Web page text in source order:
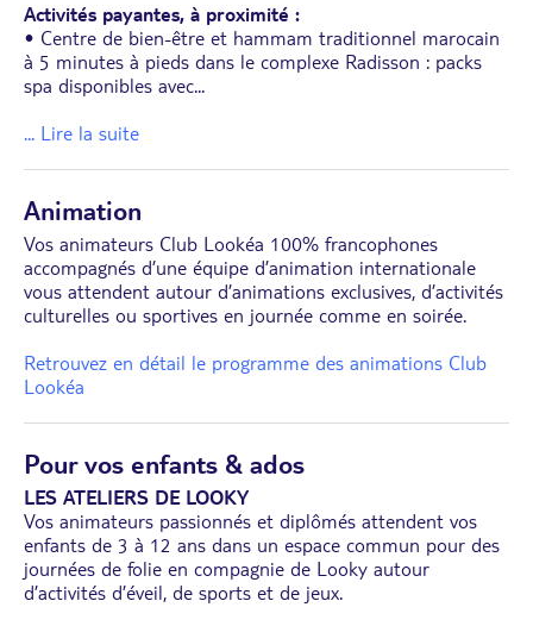
Activités payantes, à proximité :
• Centre de bien-être et hammam traditionnel marocain
à 5 minutes à pieds dans le complexe Radisson : packs
spa disponibles avec...
... Lire la suite
Animation
Vos animateurs Club Lookéa 100% francophones
accompagnés d’une équipe d’animation internationale
vous attendent autour d’animations exclusives, d’activités
culturelles ou sportives en journée comme en soirée.
Retrouvez en détail le programme des animations Club
Lookéa
Pour vos enfants & ados
LES ATELIERS DE LOOKY
Vos animateurs passionnés et diplômés attendent vos
enfants de 3 à 12 ans dans un espace commun pour des
journées de folie en compagnie de Looky autour
d’activités d’éveil, de sports et de jeux.